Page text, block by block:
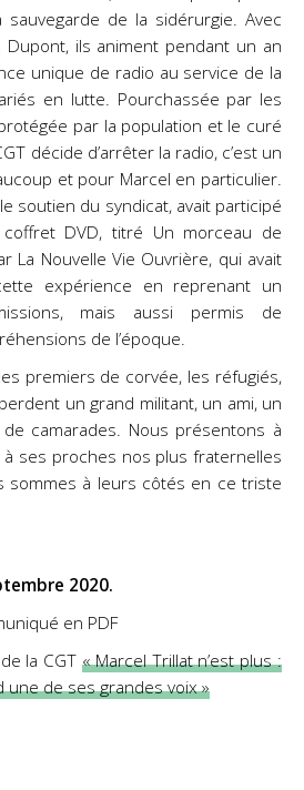
de la sidérurgie. Avec
Dupont, ils animent pendant un an
unique de radio au service de la
en lutte. Pourchassée par les
par la population et le curé
décide d’arrêter la radio, c’est un
et pour Marcel en particulier.
soutien du syndicat, avait participé
DVD, titré Un morceau de
La Nouvelle Vie Ouvrière, qui avait
expérience en reprenant un
mais aussi permis de
de l’époque.
les premiers de corvée, les réfugiés,
un grand militant, un ami, un
camarades. Nous présentons à
à ses proches nos plus fraternelles
sommes à leurs côtés en ce triste
2020.
en PDF
la CGT« Marcel Trillat n’est plus :
de ses grandes voix »